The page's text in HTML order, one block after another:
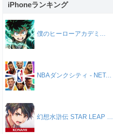
iPhoneランキング
僕のヒーローアカデミ...
NBAダンクシティ - NET...
幻想水滸伝 STAR LEAP ...